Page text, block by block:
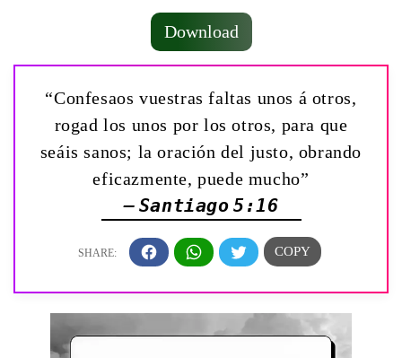
Download
“Confesaos vuestras faltas unos á otros,
rogad los unos por los otros, para que
seáis sanos; la oración del justo, obrando
eficazmente, puede mucho”
— Santiago 5:16